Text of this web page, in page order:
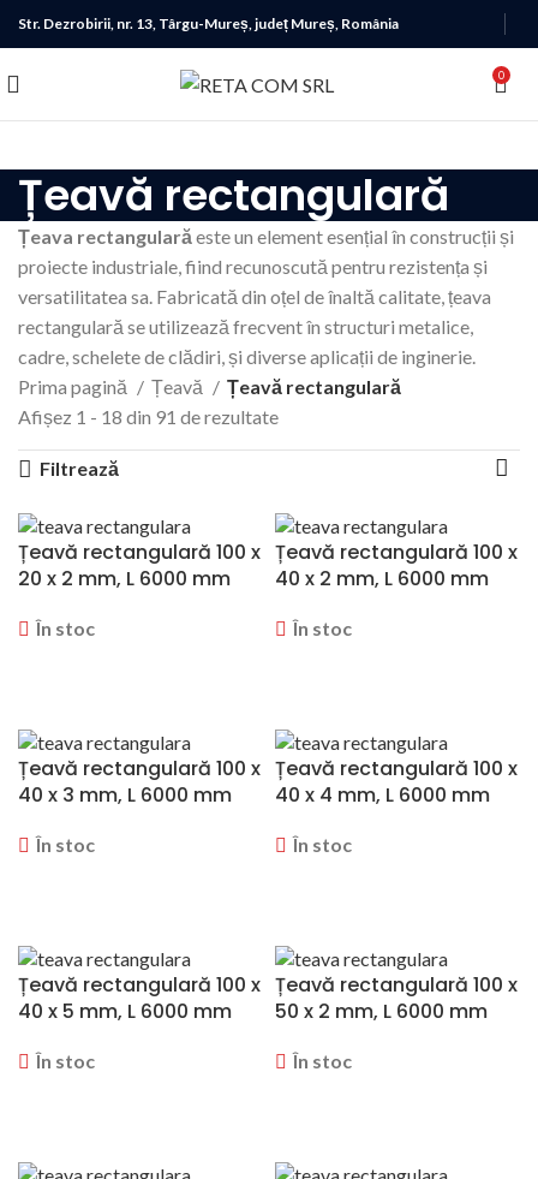
Str. Dezrobirii, nr. 13, Târgu-Mureș, județ Mureș, România
0
Țeavă rectangulară
Țeava rectangularăeste un element esențial în construcții și
proiecte industriale, fiind recunoscută pentru rezistența și
versatilitatea sa. Fabricată din oțel de înaltă calitate, țeava
rectangulară se utilizează frecvent în structuri metalice,
cadre, schelete de clădiri, și diverse aplicații de inginerie.
Prima pagină
Țeavă
Țeavă rectangulară
Afișez 1 - 18 din 91 de rezultate
Filtrează
Țeavă rectangulară 100 x
20 x 2 mm, L 6000 mm
În stoc
Țeavă rectangulară 100 x
40 x 2 mm, L 6000 mm
În stoc
Țeavă rectangulară 100 x
40 x 3 mm, L 6000 mm
În stoc
Țeavă rectangulară 100 x
40 x 4 mm, L 6000 mm
În stoc
Țeavă rectangulară 100 x
40 x 5 mm, L 6000 mm
În stoc
Țeavă rectangulară 100 x
50 x 2 mm, L 6000 mm
În stoc